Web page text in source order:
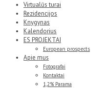
Virtualūs turai
Rezidencijos
Knygynas
Kalendorius
ES PROJEKTAI
European prospects
Apie mus
Fotografai
Kontaktai
1,2% Parama